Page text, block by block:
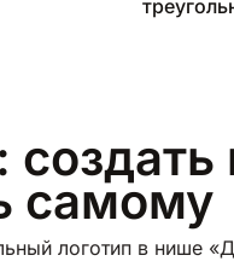
самому
логотип в нише